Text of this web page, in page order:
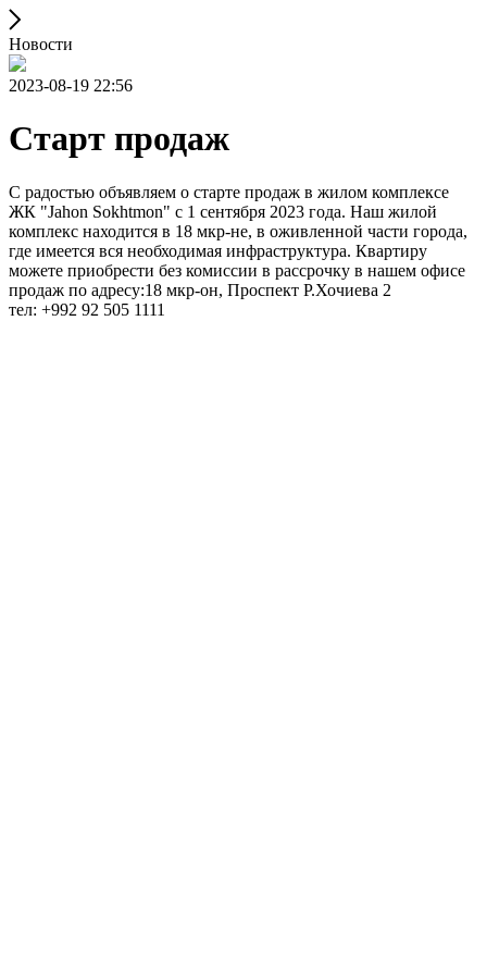
Новости
2023-08-19 22:56
Старт продаж
С радостью объявляем о старте продаж в жилом комплексе
ЖК "Jahon Sokhtmon" с 1 сентября 2023 года. Наш жилой
комплекс находится в 18 мкр-не, в оживленной части города,
где имеется вся необходимая инфраструктура. Квартиру
можете приобрести без комиссии в рассрочку в нашем офисе
продаж по адресу:18 мкр-он, Проспект Р.Хочиева 2
тел: +992 92 505 1111